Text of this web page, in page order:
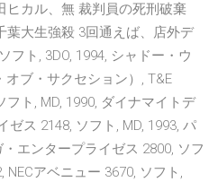
ヒカル、無 裁判員の死刑破棄
葉大生強殺 3回通えば、店外デ
フト, 3DO, 1994, シャドー・ウ
ブ・サクセション）, T&E
フト, MD, 1990, ダイナマイトデ
ゼス 2148, ソフト, MD, 1993, パ
エンタープライゼス 2800, ソフ
NECアベニュー 3670, ソフト,